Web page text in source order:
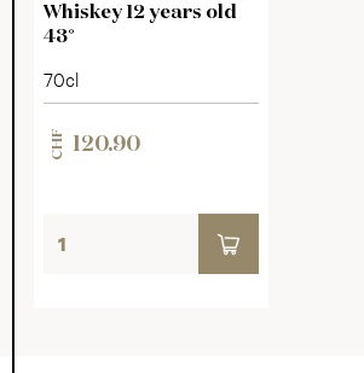
Whiskey 12 years old
43°
70cl
CHF 120.90